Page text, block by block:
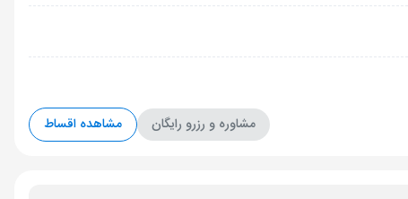
مشاوره و رزرو رایگان مشاهده اقساط